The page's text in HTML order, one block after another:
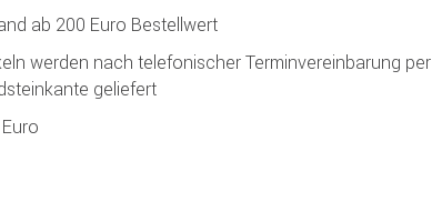
ab 200 Euro Bestellwert
werden nach telefonischer Terminvereinbarung per
geliefert